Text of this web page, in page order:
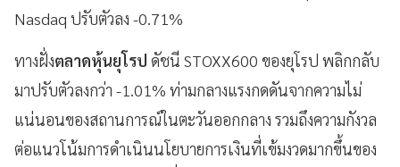
Nasdaq ปรับตัวลง -0.71%
ทางฝั่งตลาดหุ้นยุโรป ดัชนี STOXX600 ของยุโรป พลิกกลับ
มาปรับตัวลงกว่า -1.01% ท่ามกลางแรงกดดันจากความไม่
แน่นอนของสถานการณ์ในตะวันออกกลาง รวมถึงความกังวล
ต่อแนวโน้มการดำเนินนโยบายการเงินที่เข้มงวดมากขึ้นของ